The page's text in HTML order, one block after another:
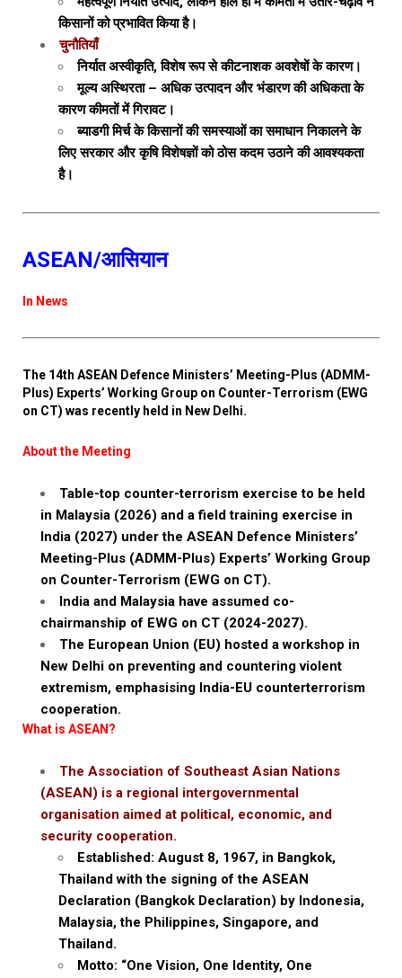
किसानों को प्रभावित किया है।
चुनौतियाँ
निर्यात अस्वीकृति, विशेष रूप से कीटनाशक अवशेषों के कारण।
मूल्य अस्थिरता – अधिक उत्पादन और भंडारण की अधिकता के
कारण कीमतों में गिरावट।
ब्याडगी मिर्च के किसानों की समस्याओं का समाधान निकालने के
लिए सरकार और कृषि विशेषज्ञों को ठोस कदम उठाने की आवश्यकता
है।
ASEAN/आसियान
In News
The 14th ASEAN Defence Ministers’ Meeting-Plus (ADMM-
Plus) Experts’ Working Group on Counter-Terrorism (EWG
on CT) was recently held in New Delhi.
About the Meeting
Table-top counter-terrorism exercise to be held
in Malaysia (2026) and a field training exercise in
India (2027) under the ASEAN Defence Ministers’
Meeting-Plus (ADMM-Plus) Experts’ Working Group
on Counter-Terrorism (EWG on CT).
India and Malaysia have assumed co-
chairmanship of EWG on CT (2024-2027).
The European Union (EU) hosted a workshop in
New Delhi on preventing and countering violent
extremism, emphasising India-EU counterterrorism
cooperation.
What is ASEAN?
The Association of Southeast Asian Nations
(ASEAN) is a regional intergovernmental
organisation aimed at political, economic, and
security cooperation.
Established: August 8, 1967, in Bangkok,
Thailand with the signing of the ASEAN
Declaration (Bangkok Declaration) by Indonesia,
Malaysia, the Philippines, Singapore, and
Thailand.
Motto: “One Vision, One Identity, One